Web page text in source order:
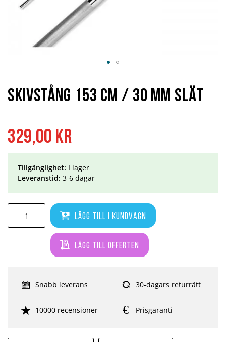
329,00 kr
Lägg till i kundvagn
Lägg till offerten
Tillgänglighet: I lager
Leveranstid: 3-6 dagar
Snabb leverans 30-dagars returrätt
10000 recensioner Prisgaranti
Skivstång 153 cm / 30 mm Slät
början
av